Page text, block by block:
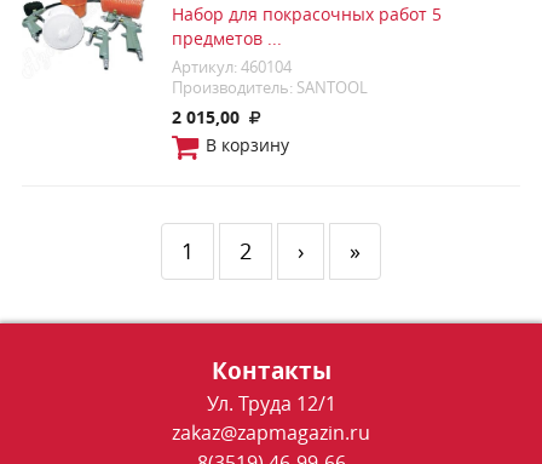
Набор для покрасочных работ 5
предметов ...
Артикул: 460104
Производитель: SANTOOL
2 015,00
В корзину
1 2 › »
Контакты
Ул. Труда 12/1
zakaz@zapmagazin.ru